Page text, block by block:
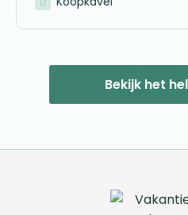
Bekijk het